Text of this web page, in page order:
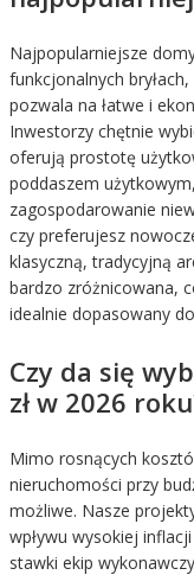
Najpopularniejsze
funkcjonalnych
pozwala na łatwe i
Inwestorzy chętnie
oferują prostotę
poddaszem
zagospodarowanie
czy preferujesz
klasyczną, tradycyjną
bardzo zróżnicowana,
idealnie dopasowany
Czy da się
zł w 2026
Mimo rosnących
nieruchomości przy
możliwe. Nasze
wpływu wysokiej
stawki ekip